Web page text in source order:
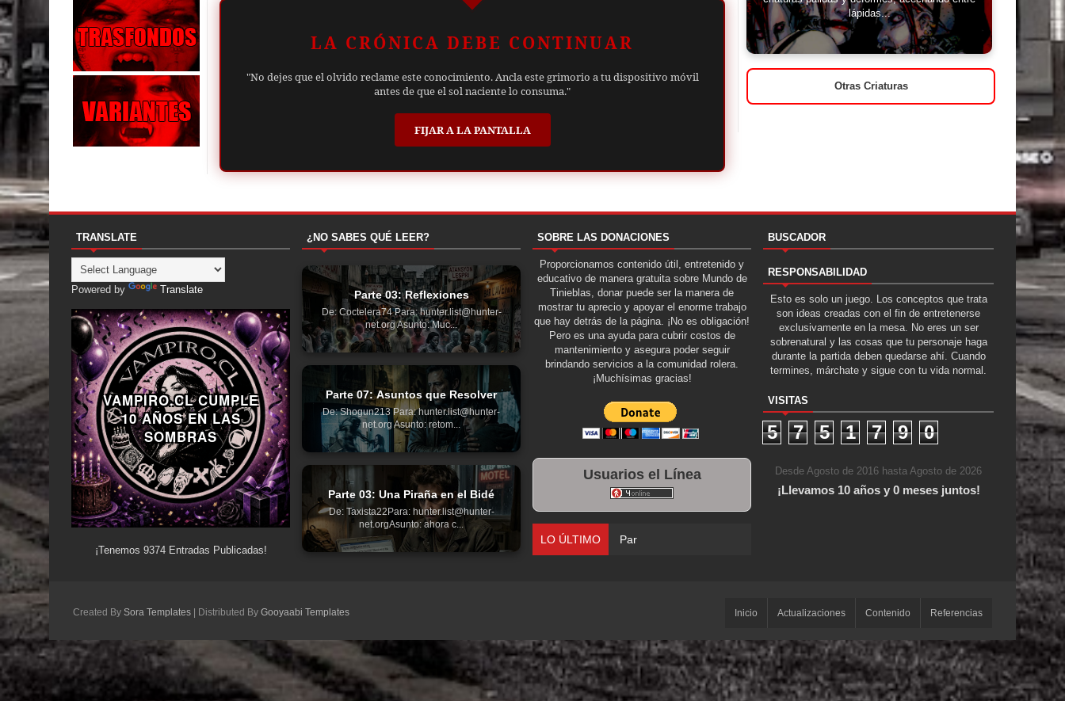
LA CRÓNICA DEBE CONTINUAR
"No dejes que el olvido reclame este conocimiento. Ancla este grimorio a tu dispositivo móvil
antes de que el sol naciente lo consuma."
FIJAR A LA PANTALLA
lápidas...
Otras Criaturas
TRANSLATE
Powered by Translate
VAMPIRO.CL CUMPLE
10 AÑOS EN LAS
SOMBRAS
¡Tenemos 9374Entradas Publicadas!
¿NO SABES QUÉ LEER?
Parte 03: Reflexiones
De: Coctelera74 Para: hunter.list@hunter-
net.org Asunto: Muc...
Parte 07: Asuntos que Resolver
De: Shogun213 Para: hunter.list@hunter-
net.org Asunto: retom...
Parte 03: Una Piraña en el Bidé
De: Taxista22Para: hunter.list@hunter-
net.orgAsunto: ahora c...
SOBRE LAS DONACIONES
Proporcionamos contenido útil, entretenido y
educativo de manera gratuita sobre Mundo de
Tinieblas, donar puede ser la manera de
mostrar tu aprecio y apoyar el enorme trabajo
que hay detrás de la página. ¡No es obligación!
Pero es una ayuda para cubrir costos de
mantenimiento y asegura poder seguir
brindando servicios a la comunidad rolera.
¡Muchísimas gracias!
Usuarios el Línea
LO ÚLTIMO Parte 01: Una Misión de Locos
BUSCADOR
RESPONSABILIDAD
Esto es solo un juego. Los conceptos que trata
son ideas creadas con el fin de entretenerse
exclusivamente en la mesa. No eres un ser
sobrenatural y las cosas que tu personaje haga
durante la partida deben quedarse ahí. Cuando
termines, márchate y sigue con tu vida normal.
VISITAS
5 7 5 1 7 9 0
Desde Agosto de 2016 hasta Agosto de 2026
¡Llevamos 10 años y 0 meses juntos!
Created By Sora Templates | Distributed By Gooyaabi Templates Inicio Actualizaciones Contenido Referencias